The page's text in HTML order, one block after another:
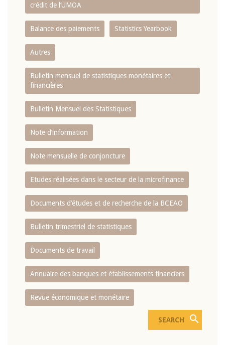
crédit de l‘UMOA
Balance des paiements Statistics Yearbook
Autres
Bulletin mensuel de statistiques monétaires et
financières
Bulletin Mensuel des Statistiques
Note d’information
Note mensuelle de conjoncture
Etudes réalisées dans le secteur de la microfinance
Documents d’études et de recherche de la BCEAO
Bulletin trimestriel de statistiques
Documents de travail
Annuaire des banques et établissements financiers
Revue économique et monétaire